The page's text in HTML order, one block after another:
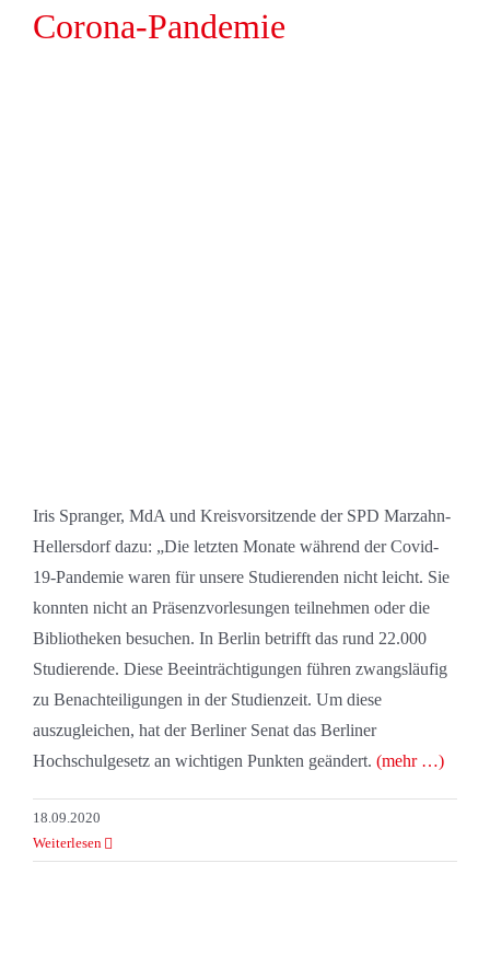
Corona-Pandemie
Iris Spranger, MdA und Kreisvorsitzende der SPD Marzahn-
Hellersdorf dazu: „Die letzten Monate während der Covid-
19-Pandemie waren für unsere Studierenden nicht leicht. Sie
konnten nicht an Präsenzvorlesungen teilnehmen oder die
Bibliotheken besuchen. In Berlin betrifft das rund 22.000
Studierende. Diese Beeinträchtigungen führen zwangsläufig
zu Benachteiligungen in der Studienzeit. Um diese
auszugleichen, hat der Berliner Senat das Berliner
Hochschulgesetz an wichtigen Punkten geändert. (mehr …)
18.09.2020
Weiterlesen